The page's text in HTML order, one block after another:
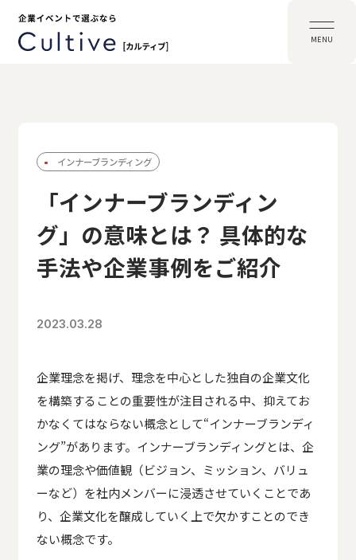
MENU
インナーブランディング
「インナーブランディン
グ」の意味とは？ 具体的な
手法や企業事例をご紹介
2023.03.28
企業理念を掲げ、理念を中心とした独自の企業文化
を構築することの重要性が注目される中、抑えてお
かなくてはならない概念として“インナーブランディ
ング”があります。インナーブランディングとは、企
業の理念や価値観（ビジョン、ミッション、バリュ
ーなど）を社内メンバーに浸透させていくことであ
り、企業文化を醸成していく上で欠かすことのでき
ない概念です。